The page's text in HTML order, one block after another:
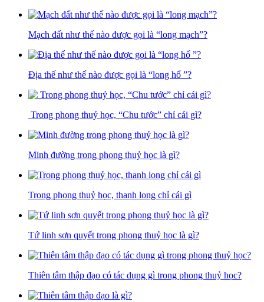
Mạch đất như thế nào được gọi là “long mạch”?
Địa thế như thế nào được gọi là “long hổ ”?
Trong phong thuỷ học, “Chu tước” chỉ cái gì?
Minh đường trong phong thuỷ học là gì?
Trong phong thuỷ học, thanh long chỉ cái gì
Tứ linh sơn quyết trong phong thuỷ học là gì?
Thiên tâm thập đạo có tác dụng gì trong phong thuỷ học?